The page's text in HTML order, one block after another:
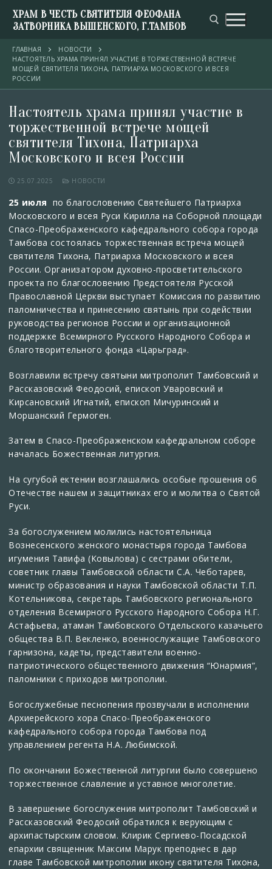
ХРАМ В ЧЕСТЬ СВЯТИТЕЛЯ ФЕОФАНА
ЗАТВОРНИКА ВЫШЕНСКОГО, Г.ТАМБОВ
ГЛАВНАЯ
НОВОСТИ
НАСТОЯТЕЛЬ ХРАМА ПРИНЯЛ УЧАСТИЕ В ТОРЖЕСТВЕННОЙ ВСТРЕЧЕ
МОЩЕЙ СВЯТИТЕЛЯ ТИХОНА, ПАТРИАРХА МОСКОВСКОГО И ВСЕЯ
РОССИИ
Настоятель храма принял участие в
торжественной встрече мощей
святителя Тихона, Патриарха
Московского и всея России
25.07.2025 НОВОСТИ
25 июля по благословению Святейшего Патриарха
Московского и всея Руси Кирилла на Соборной площади
Спасо-Преображенского кафедрального собора города
Тамбова состоялась торжественная встреча мощей
святителя Тихона, Патриарха Московского и всея
России. Организатором духовно-просветительского
проекта по благословению Предстоятеля Русской
Православной Церкви выступает Комиссия по развитию
паломничества и принесению святынь при содействии
руководства регионов России и организационной
поддержке Всемирного Русского Народного Собора и
благотворительного фонда «Царьград».
Возглавили встречу святыни митрополит Тамбовский и
Рассказовский Феодосий, епископ Уваровский и
Кирсановский Игнатий, епископ Мичуринский и
Моршанский Гермоген.
Затем в Спасо-Преображенском кафедральном соборе
началась Божественная литургия.
На сугубой ектении возглашались особые прошения об
Отечестве нашем и защитниках его и молитва о Святой
Руси.
За богослужением молились настоятельница
Вознесенского женского монастыря города Тамбова
игумения Тавифа (Ковылова) с сестрами обители,
советник главы Тамбовской области С.А. Чеботарев,
министр образования и науки Тамбовской области Т.П.
Котельникова, секретарь Тамбовского регионального
отделения Всемирного Русского Народного Собора Н.Г.
Астафьева, атаман Тамбовского Отдельского казачьего
общества В.П. Векленко, военнослужащие Тамбовского
гарнизона, кадеты, представители военно-
патриотического общественного движения “Юнармия”,
паломники с приходов митрополии.
Богослужебные песнопения прозвучали в исполнении
Архиерейского хора Спасо-Преображенского
кафедрального собора города Тамбова под
управлением регента Н.А. Любимской.
По окончании Божественной литургии было совершено
торжественное славление и уставное многолетие.
В завершение богослужения митрополит Тамбовский и
Рассказовский Феодосий обратился к верующим с
архипастырским словом. Клирик Сергиево-Посадской
епархии священник Максим Марук преподнес в дар
главе Тамбовской митрополии икону святителя Тихона,